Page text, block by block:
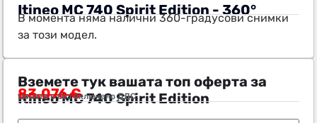
Itineo MC 740 Spirit Edition - 360°
В момента няма налични 360-градусови снимки
за този модел.
Вземете тук вашата топ оферта за
Itineo MC 740 Spirit Edition
83.076€
Цената е без включено ДДС